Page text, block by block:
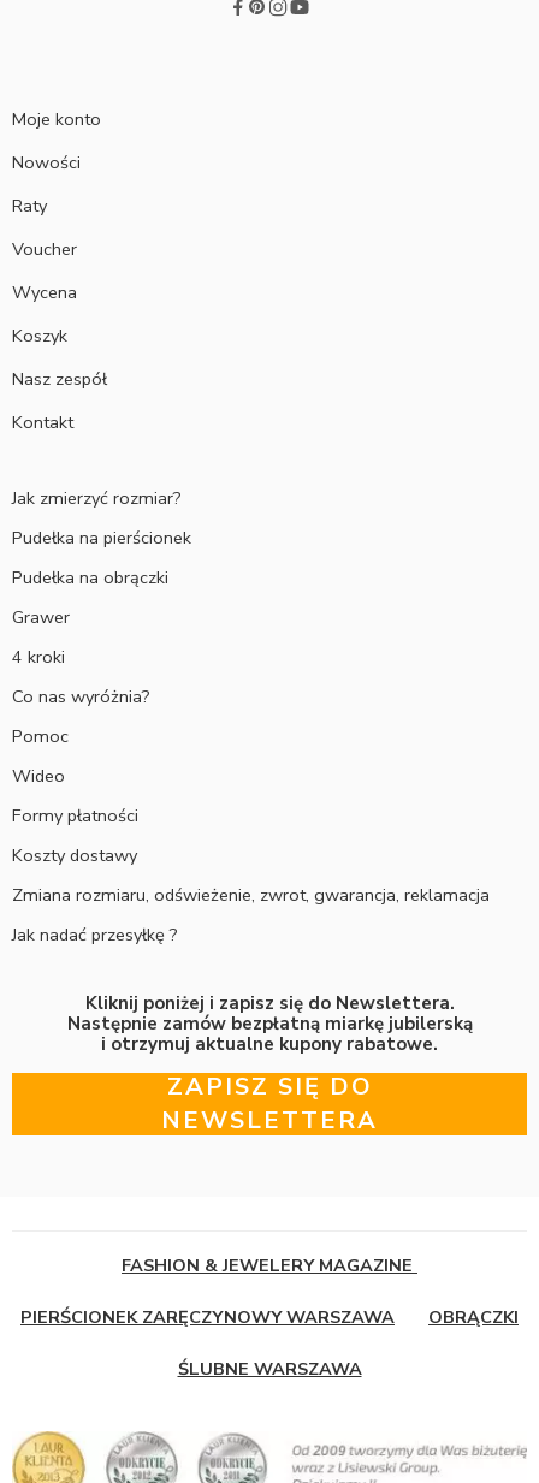
Moje konto
Nowości
Raty
Voucher
Wycena
Koszyk
Nasz zespół
Kontakt
Jak zmierzyć rozmiar?
Pudełka na pierścionek
Pudełka na obrączki
Grawer
4 kroki
Co nas wyróżnia?
Pomoc
Wideo
Formy płatności
Koszty dostawy
Zmiana rozmiaru, odświeżenie, zwrot, gwarancja, reklamacja
Jak nadać przesyłkę ?
Kliknij poniżej i zapisz się do Newslettera.
Następnie zamów bezpłatną miarkę jubilerską
i otrzymuj aktualne kupony rabatowe.
ZAPISZ SIĘ DO
NEWSLETTERA
FASHION & JEWELERY MAGAZINE
PIERŚCIONEK ZARĘCZYNOWY WARSZAWA OBRĄCZKI
ŚLUBNE WARSZAWA